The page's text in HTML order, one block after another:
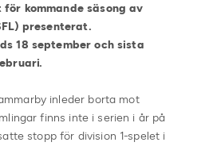
kommande säsong av
presenterat.
18 september och sista
inleder borta mot
finns inte i serien i år på
stopp för division 1-spelet i